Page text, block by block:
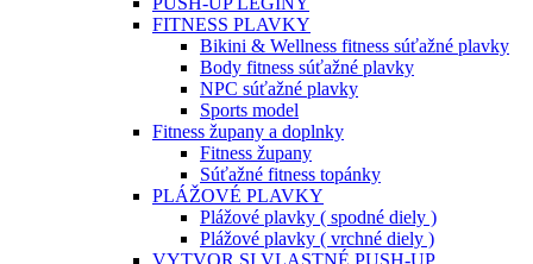
FITNESS PLAVKY
Bikini & Wellness fitness súťažné plavky
Body fitness súťažné plavky
NPC súťažné plavky
Sports model
Fitness župany a doplnky
Fitness župany
Súťažné fitness topánky
PLÁŽOVÉ PLAVKY
Plážové plavky ( spodné diely )
Plážové plavky ( vrchné diely )
VYTVOR SI VLASTNÉ PUSH-UP